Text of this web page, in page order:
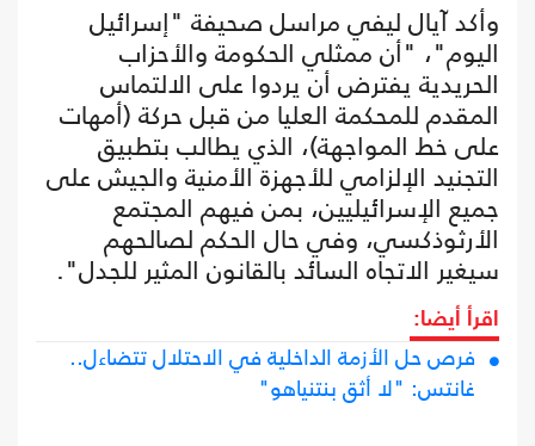
وأكد آيال ليفي مراسل صحيفة "إسرائيل
اليوم"، "أن ممثلي الحكومة والأحزاب
الحريدية يفترض أن يردوا على الالتماس
المقدم للمحكمة العليا من قبل حركة (أمهات
على خط المواجهة)، الذي يطالب بتطبيق
التجنيد الإلزامي للأجهزة الأمنية والجيش على
جميع الإسرائيليين، بمن فيهم المجتمع
الأرثوذكسي، وفي حال الحكم لصالحهم
سيغير الاتجاه السائد بالقانون المثير للجدل".
اقرأ أيضا:
فرص حل الأزمة الداخلية في الاحتلال تتضاءل..
غانتس: "لا أثق بنتنياهو"